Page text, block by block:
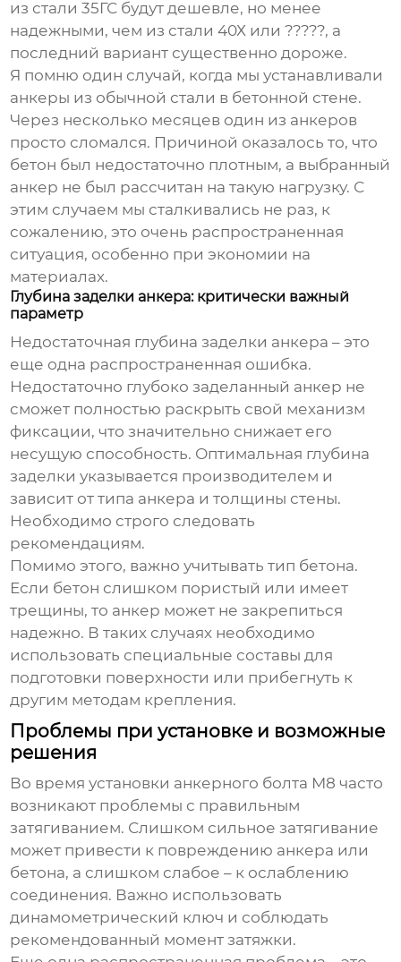
из стали 35ГС будут дешевле, но менее
надежными, чем из стали 40Х или ?????, а
последний вариант существенно дороже.
Я помню один случай, когда мы устанавливали
анкеры из обычной стали в бетонной стене.
Через несколько месяцев один из анкеров
просто сломался. Причиной оказалось то, что
бетон был недостаточно плотным, а выбранный
анкер не был рассчитан на такую нагрузку. С
этим случаем мы сталкивались не раз, к
сожалению, это очень распространенная
ситуация, особенно при экономии на
материалах.
Глубина заделки анкера: критически важный
параметр
Недостаточная глубина заделки анкера – это
еще одна распространенная ошибка.
Недостаточно глубоко заделанный анкер не
сможет полностью раскрыть свой механизм
фиксации, что значительно снижает его
несущую способность. Оптимальная глубина
заделки указывается производителем и
зависит от типа анкера и толщины стены.
Необходимо строго следовать
рекомендациям.
Помимо этого, важно учитывать тип бетона.
Если бетон слишком пористый или имеет
трещины, то анкер может не закрепиться
надежно. В таких случаях необходимо
использовать специальные составы для
подготовки поверхности или прибегнуть к
другим методам крепления.
Проблемы при установке и возможные
решения
Во время установки анкерного болта М8 часто
возникают проблемы с правильным
затягиванием. Слишком сильное затягивание
может привести к повреждению анкера или
бетона, а слишком слабое – к ослаблению
соединения. Важно использовать
динамометрический ключ и соблюдать
рекомендованный момент затяжки.